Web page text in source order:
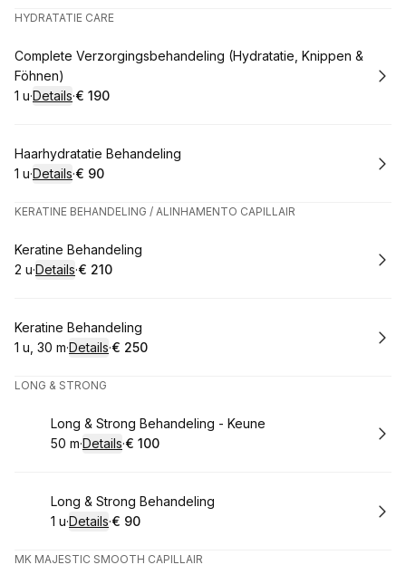
HYDRATATIE CARE
Boek
Complete Verzorgingsbehandeling (Hydratatie, Knippen &
Föhnen)
. Duur:
1 u·Details·
.Prijs:
€ 190
Boek
Haarhydratatie Behandeling
. Duur:
1 u·Details·
.Prijs:
€ 90
KERATINE BEHANDELING / ALINHAMENTO CAPILLAIR
Boek
Keratine Behandeling
. Duur:
2 u·Details·
.Prijs:
€ 210
Boek
Keratine Behandeling
. Duur:
1 u, 30 m·Details·
.Prijs:
€ 250
LONG & STRONG
Boek
Long & Strong Behandeling - Keune
.Duur:
50 m·Details·
.Prijs:
€ 100
Boek
Long & Strong Behandeling
. Duur:
1 u·Details·
.Prijs:
€ 90
MK MAJESTIC SMOOTH CAPILLAIR